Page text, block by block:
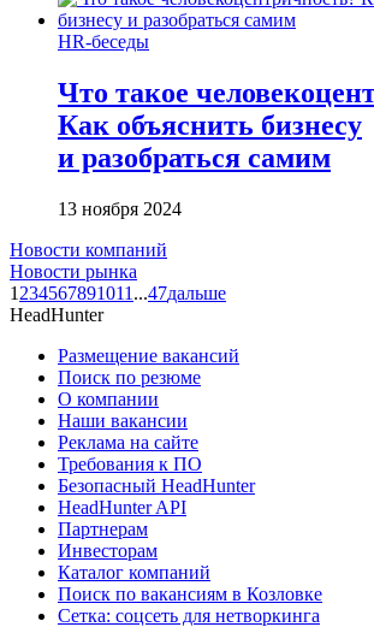
HR-беседы
Что такое
Как объяснить бизнесу
и разобраться самим
13 ноября 2024
Новости компаний
Новости рынка
1 234567891011 ...47дальше
HeadHunter
Размещение вакансий
Поиск по резюме
О компании
Наши вакансии
Реклама на сайте
Требования к ПО
Безопасный HeadHunter
HeadHunter API
Партнерам
Инвесторам
Каталог компаний
Поиск по вакансиям в Козловке
Сетка: соцсеть для нетворкинга